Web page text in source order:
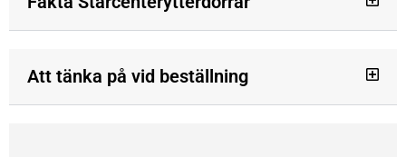
Att tänka på vid beställning